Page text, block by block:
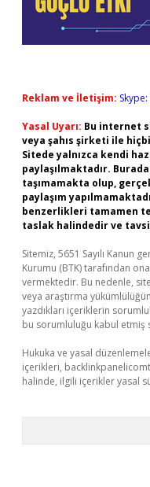
Reklam ve İletişim:
Yasal Uyarı: Bu internet
veya şahıs şirketi ile
Sitede yalnızca kendi
paylaşılmaktadır.
taşımamakta olup,
paylaşım
benzerlikleri tamamen
taslak halindedir ve
Sitemiz, 5651 Sayılı Kanun
Kurumu (BTK) tarafından
vermektedir. Bu nedenle,
veya araştırma
yazdıkları içeriklerin
bu sorumluluğu kabul etmiş
Hukuka ve yasal
içerikleri,
halinde, ilgili içerikler yasal